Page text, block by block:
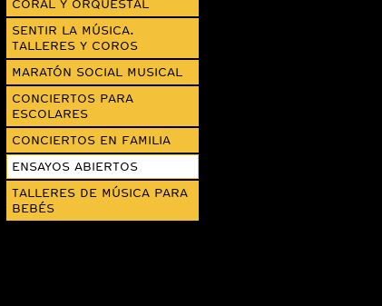
CORAL Y ORQUESTAL
SENTIR LA MÚSICA.
TALLERES Y COROS
MARATÓN SOCIAL MUSICAL
CONCIERTOS PARA
ESCOLARES
CONCIERTOS EN FAMILIA
ENSAYOS ABIERTOS
TALLERES DE MÚSICA PARA
BEBÉS